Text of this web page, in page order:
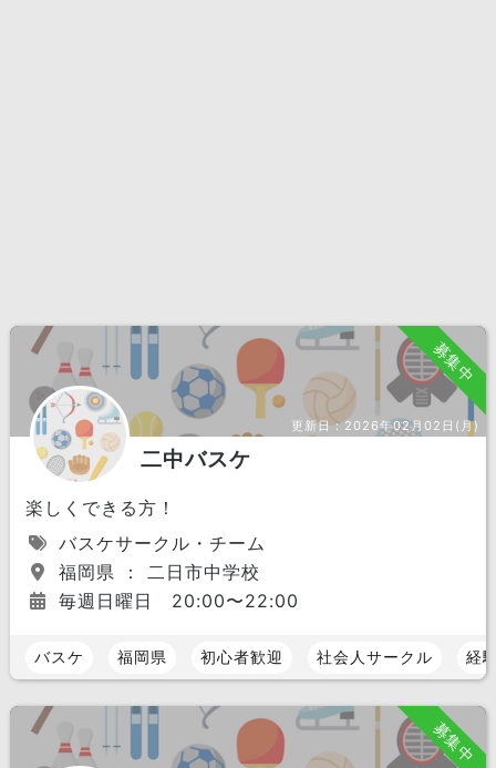
募集中
更新日：2026年02月02日(月)
二中バスケ
楽しくできる方！
バスケサークル・チーム
福岡県 ： 二日市中学校
毎週日曜日 20:00〜22:00
バスケ 福岡県 初心者歓迎 社会人サークル 経
募集中